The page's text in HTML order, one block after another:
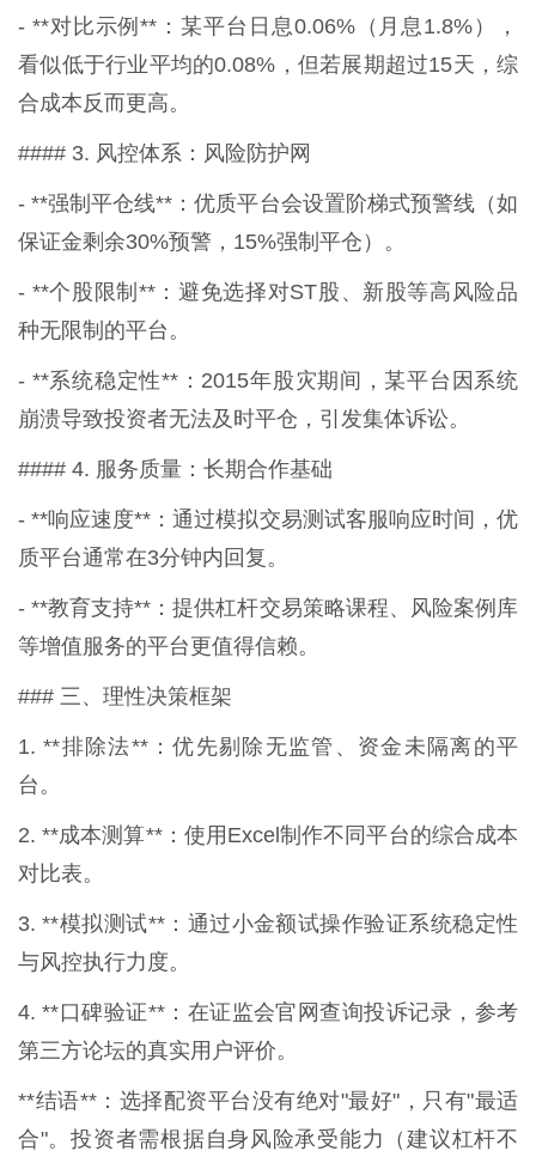
- **对比示例**：某平台日息0.06%（月息1.8%），
看似低于行业平均的0.08%，但若展期超过15天，综
合成本反而更高。
#### 3. 风控体系：风险防护网
- **强制平仓线**：优质平台会设置阶梯式预警线（如
保证金剩余30%预警，15%强制平仓）。
- **个股限制**：避免选择对ST股、新股等高风险品
种无限制的平台。
- **系统稳定性**：2015年股灾期间，某平台因系统
崩溃导致投资者无法及时平仓，引发集体诉讼。
#### 4. 服务质量：长期合作基础
- **响应速度**：通过模拟交易测试客服响应时间，优
质平台通常在3分钟内回复。
- **教育支持**：提供杠杆交易策略课程、风险案例库
等增值服务的平台更值得信赖。
### 三、理性决策框架
1. **排除法**：优先剔除无监管、资金未隔离的平
台。
2. **成本测算**：使用Excel制作不同平台的综合成本
对比表。
3. **模拟测试**：通过小金额试操作验证系统稳定性
与风控执行力度。
4. **口碑验证**：在证监会官网查询投诉记录，参考
第三方论坛的真实用户评价。
**结语**：选择配资平台没有绝对"最好"，只有"最适
合"。投资者需根据自身风险承受能力（建议杠杆不